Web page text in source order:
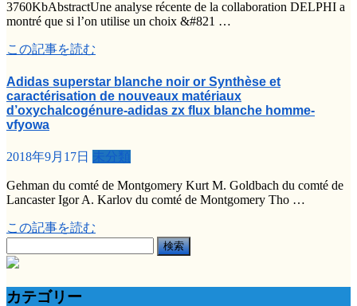
3760KbAbstractUne analyse récente de la collaboration DELPHI a
montré que si l’on utilise un choix &#821 …
この記事を読む
Adidas superstar blanche noir or Synthèse et
caractérisation de nouveaux matériaux
d’oxychalcogénure-adidas zx flux blanche homme-
vfyowa
2018年9月17日 未分類
Gehman du comté de Montgomery Kurt M. Goldbach du comté de
Lancaster Igor A. Karlov du comté de Montgomery Tho …
この記事を読む
索:
カテゴリー